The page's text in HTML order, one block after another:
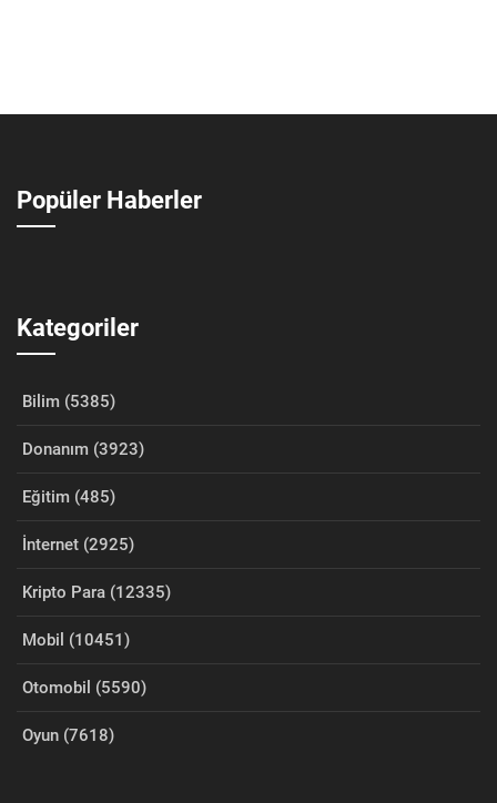
Popüler Haberler
Kategoriler
Bilim (5385)
Donanım (3923)
Eğitim (485)
İnternet (2925)
Kripto Para (12335)
Mobil (10451)
Otomobil (5590)
Oyun (7618)